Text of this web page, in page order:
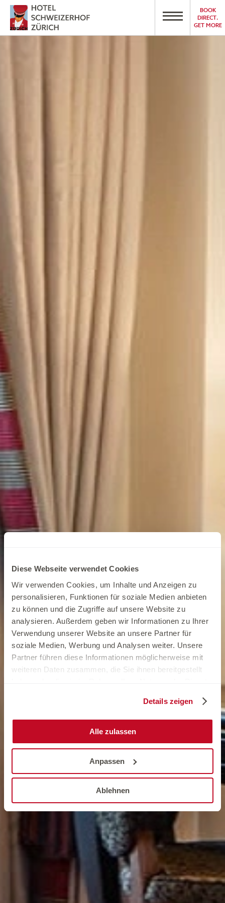
Diese Webseite verwendet Cookies
Wir verwenden Cookies, um Inhalte und Anzeigen zu
personalisieren, Funktionen für soziale Medien anbieten
zu können und die Zugriffe auf unsere Website zu
analysieren. Außerdem geben wir Informationen zu Ihrer
Verwendung unserer Website an unsere Partner für
soziale Medien, Werbung und Analysen weiter. Unsere
Partner führen diese Informationen möglicherweise mit
weiteren Daten zusammen, die Sie ihnen bereitgestellt
Details zeigen
Alle zulassen
Anpassen
Ablehnen
BOOK
DIRECT.
GET MORE